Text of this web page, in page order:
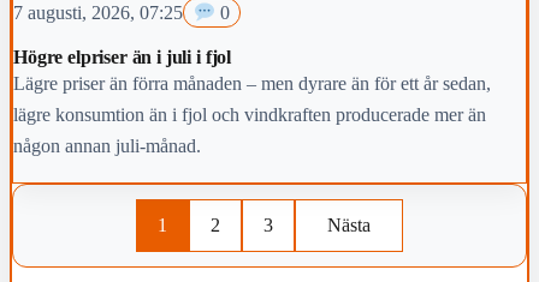
7 augusti, 2026, 07:25 0
Högre elpriser än i juli i fjol
Lägre priser än förra månaden – men dyrare än för ett år sedan,
lägre konsumtion än i fjol och vindkraften producerade mer än
någon annan juli-månad.
1 2 3 Nästa